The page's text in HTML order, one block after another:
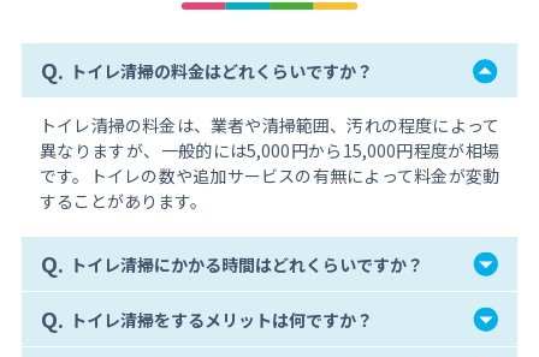
Q. トイレ清掃の料金はどれくらいですか？
トイレ清掃の料金は、業者や清掃範囲、汚れの程度によって
異なりますが、一般的には5,000円から15,000円程度が相場
です。トイレの数や追加サービスの有無によって料金が変動
することがあります。
Q. トイレ清掃にかかる時間はどれくらいですか？
Q. トイレ清掃をするメリットは何ですか？